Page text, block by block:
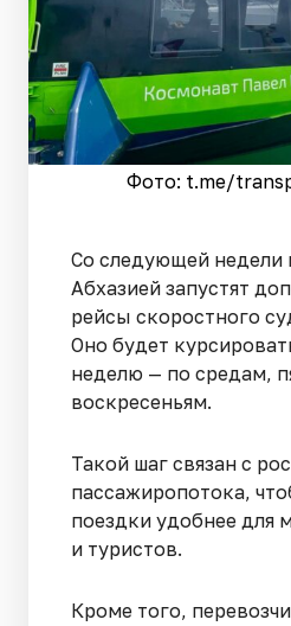
Фото: t.me/
Со следующей недели
Абхазией запустят
рейсы скоростного
Оно будет
неделю — по средам,
воскресеньям.
Такой шаг связан с
пассажиропотока,
поездки удобнее для
и туристов.
Кроме того,